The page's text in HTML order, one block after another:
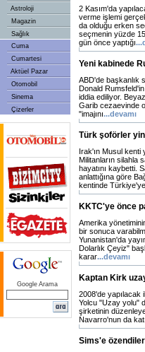
Astroloji
Magazin
Sağlık
Cuma
Cumartesi
Aktüel Pazar
Otomobil
Sinema
Çizerler
Google Arama
2 Kasım'da
verme işlemi
da olduğu erken
seçmenin yüzde
gün önce yaptığı
Yeni kabinede
ABD'de başkanlık
Donald
iddia ediliyor.
Garib cezaevinde
"imajını...devamı
Türk şoförler
Irak'ın Musul kenti
Militanların silahla
hayatını kaybetti.
anlattığına göre
kentinde Türkiye'ye
KKTC'ye önce
Amerika
bir sonuca
Yunanistan'da
Dolarlık Çeyiz"
karar...devamı
Kaptan Kirk
2008'de yapılacak
Yolcu "Uzay yolu"
şirketinin
Navarro'nun da
Sims'e özendiler